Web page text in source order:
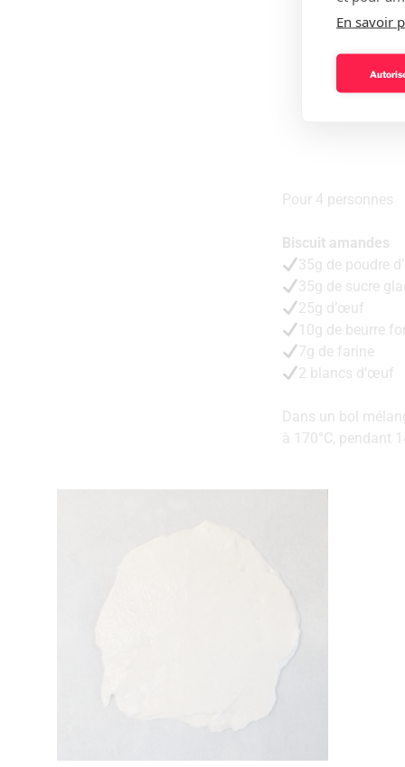
Pour 4 personnes
Biscuit amandes
35g de poudre
35g de sucre
25g d’œuf
10g de beurre
7g de farine
2 blancs d’œuf
Dans un bol
à 170°C, pendant
En savoir